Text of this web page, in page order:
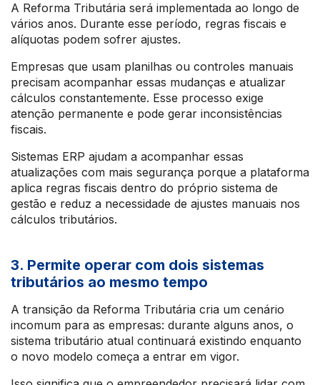
A Reforma Tributária será implementada ao longo de
vários anos. Durante esse período, regras fiscais e
alíquotas podem sofrer ajustes.
Empresas que usam planilhas ou controles manuais
precisam acompanhar essas mudanças e atualizar
cálculos constantemente. Esse processo exige
atenção permanente e pode gerar inconsistências
fiscais.
Sistemas ERP ajudam a acompanhar essas
atualizações com mais segurança porque a plataforma
aplica regras fiscais dentro do próprio sistema de
gestão e reduz a necessidade de ajustes manuais nos
cálculos tributários.
3. Permite operar com dois sistemas
tributários ao mesmo tempo
A transição da Reforma Tributária cria um cenário
incomum para as empresas: durante alguns anos, o
sistema tributário atual continuará existindo enquanto
o novo modelo começa a entrar em vigor.